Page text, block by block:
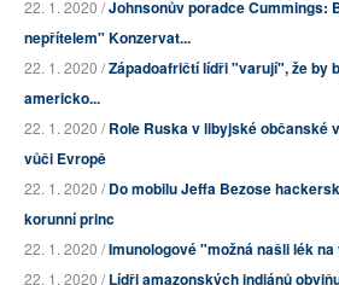
22. 1. 2020 /Johnsonův poradce Cummings:
nepřítelem" Konzervat...
22. 1. 2020 /Západoafričtí lídři "varují", že by
americko...
22. 1. 2020 /Role Ruska v libyjské občanské
vůči Evropě
22. 1. 2020 /Do mobilu Jeffa Bezose
korunní princ
22. 1. 2020 /Imunologové "možná našli lék
22. 1. 2020 /Lídři amazonských indiánů